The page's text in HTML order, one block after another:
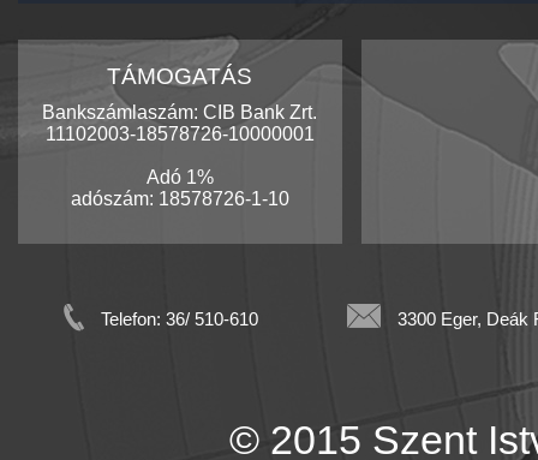
TÁMOGATÁS
Bankszámlaszám: CIB Bank Zrt.
11102003-18578726-10000001
Adó 1%
adószám: 18578726-1-10
Telefon: 36/ 510-610 3300 Eger, Deák
© 2015 Szent